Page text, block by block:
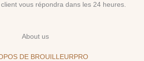
vous répondra dans les 24 heures.
About us
DE BROUILLEURPRO